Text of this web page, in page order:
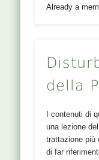
Already a
della
I contenuti di
una lezione
trattazione più
di far